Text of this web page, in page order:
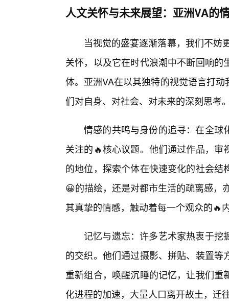
人文关怀与未来展望：亚洲VA的
当视觉的盛宴逐渐落幕，我们不妨
关怀，以及它在时代浪潮中不断回响
体。亚洲VA在以其独特的视觉语言打
们对自身、对社会、对未来的深刻思考
情感的共鸣与身份的追寻：在全球
关注的🔥核心议题。他们通过作品，
的地位，探索个体在快速变化的社会
😀的描绘，还是对都市生活的疏离感，
其真挚的情感，触动着每一个观众的🔥
记忆与遗忘：许多艺术家热衷于挖
的交织。他们通过摄影、拼贴、装置
重新组合，唤醒沉睡的记忆，让我们
化进程的加速，大量人口离开故土，迁